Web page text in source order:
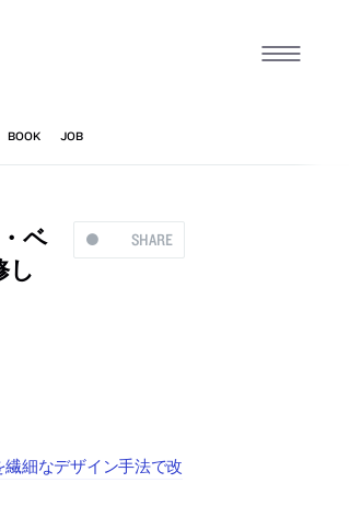
SHARE
ベ
し
細なデザイン手法で改